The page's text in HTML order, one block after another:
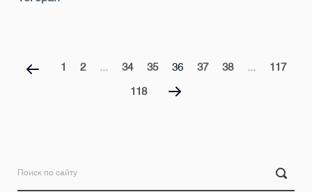
1 2 ... 34 35 36 37 38 ... 117
118